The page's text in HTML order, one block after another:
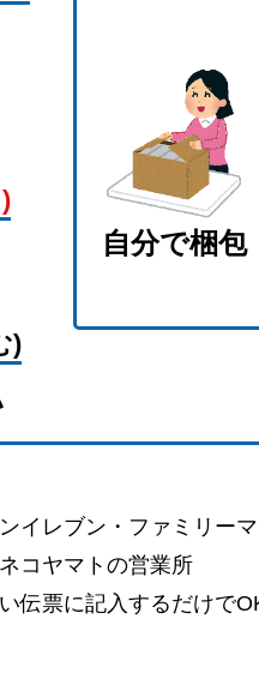
)
自分で梱包
イレブン・ファミリー
コヤマトの営業所
伝票に記入するだけで